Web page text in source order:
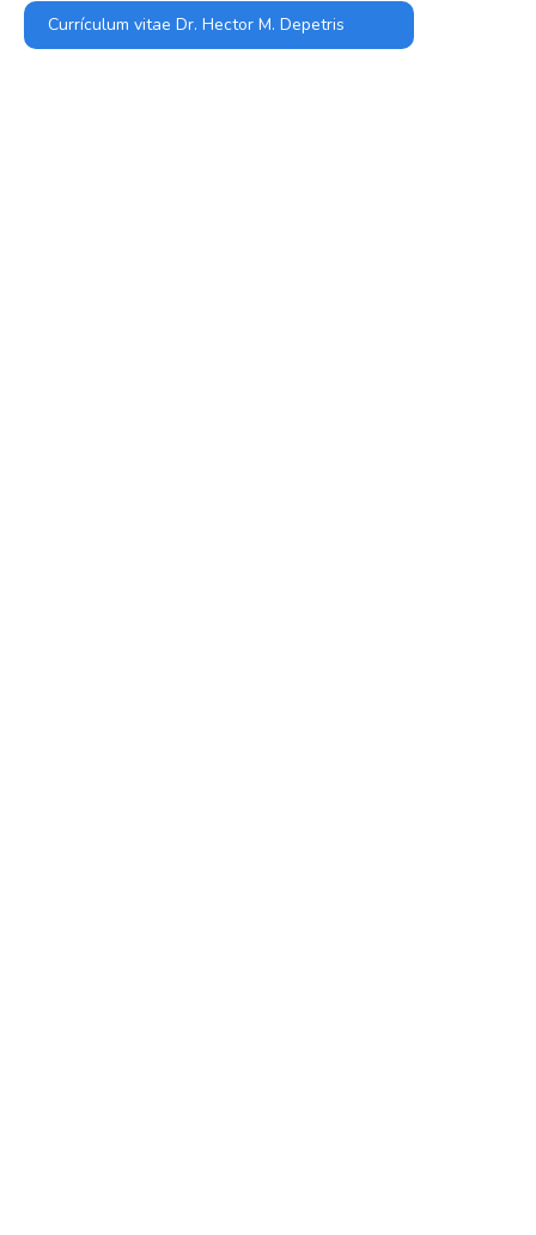
Currículum vitae Dr. Hector M. Depetris